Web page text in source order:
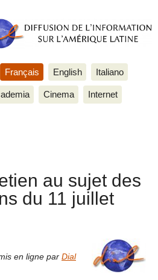
Français English Italiano
Cinema Internet
au sujet des
du 11 juillet
en ligne par Dial